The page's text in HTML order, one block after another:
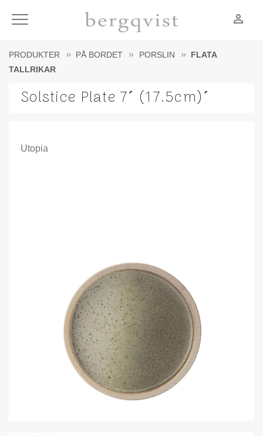
Meny person_outline
PRODUKTER PÅ BORDET PORSLIN
FLATA
TALLRIKAR
Solstice Plate 7´ (17.5cm)´
Utopia